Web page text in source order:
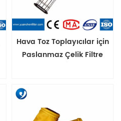
Hava Toz Toplayıcılar için
Paslanmaz Çelik Filtre